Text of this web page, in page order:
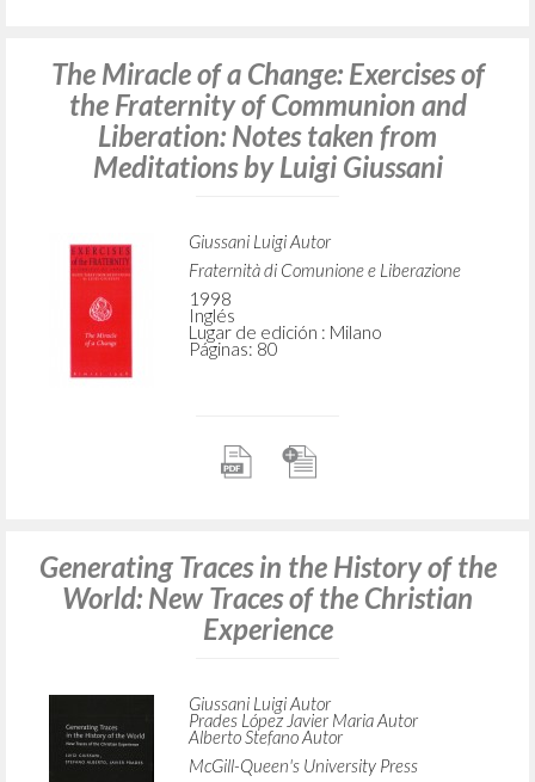
The Miracle of a Change: Exercises of
the Fraternity of Communion and
Liberation: Notes taken from
Meditations by Luigi Giussani
Giussani Luigi Autor
Fraternità di Comunione e Liberazione
1998
Inglés
Lugar de edición : Milano
Páginas: 80
Generating Traces in the History of the
World: New Traces of the Christian
Experience
Giussani Luigi Autor
Prades López Javier Maria Autor
Alberto Stefano Autor
McGill-Queen's University Press